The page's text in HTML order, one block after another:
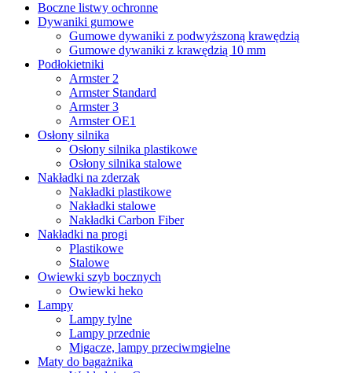
Boczne listwy ochronne
Dywaniki gumowe
Gumowe dywaniki z podwyższoną krawędzią
Gumowe dywaniki z krawędzią 10 mm
Podłokietniki
Armster 2
Armster Standard
Armster 3
Armster OE1
Osłony silnika
Osłony silnika plastikowe
Osłony silnika stalowe
Nakładki na zderzak
Nakładki plastikowe
Nakładki stalowe
Nakładki Carbon Fiber
Nakładki na progi
Plastikowe
Stalowe
Owiewki szyb bocznych
Owiewki heko
Lampy
Lampy tylne
Lampy przednie
Migacze, lampy przeciwmgielne
Maty do bagażnika